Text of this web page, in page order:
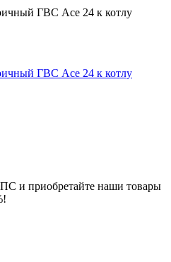
и приобретайте наши товары